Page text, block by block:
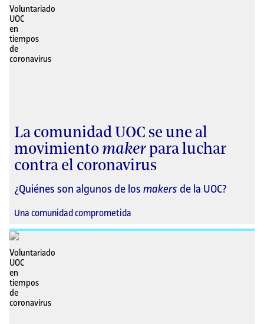
La comunidad UOC se une al
movimientomakerpara luchar
contra el coronavirus
¿Quiénes son algunos de los makers de la UOC?
Una comunidad comprometida